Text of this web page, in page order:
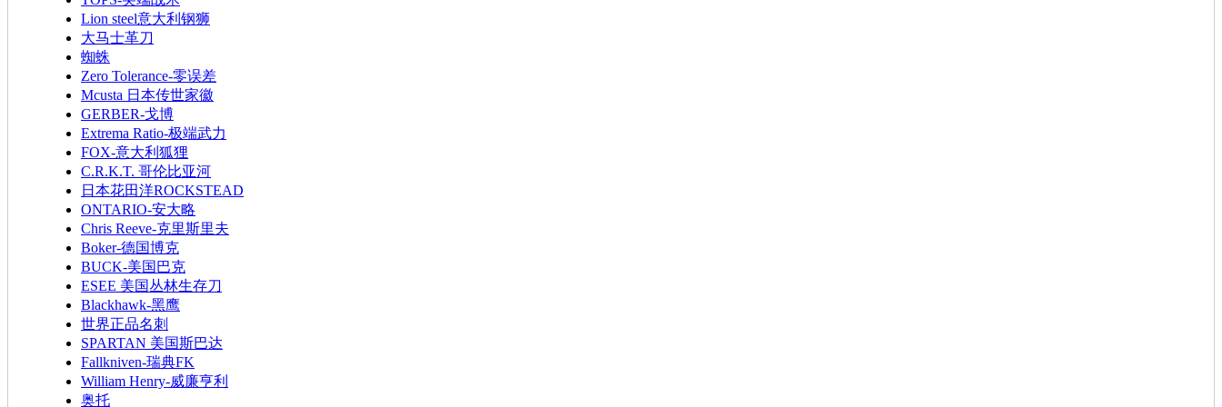
Lion steel意大利钢狮
大马士革刀
蜘蛛
Zero Tolerance-零误差
Mcusta 日本传世家徽
GERBER-戈博
Extrema Ratio-极端武力
FOX-意大利狐狸
C.R.K.T. 哥伦比亚河
日本花田洋ROCKSTEAD
ONTARIO-安大略
Chris Reeve-克里斯里夫
Boker-德国博克
BUCK-美国巴克
ESEE 美国丛林生存刀
Blackhawk-黑鹰
世界正品名刺
SPARTAN 美国斯巴达
Fallkniven-瑞典FK
William Henry-威廉亨利
奥托